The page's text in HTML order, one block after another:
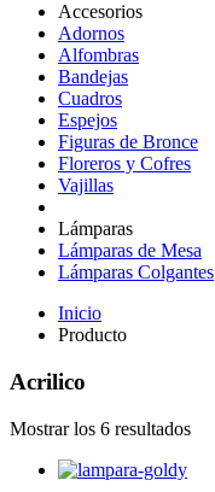
Accesorios
Adornos
Alfombras
Bandejas
Cuadros
Espejos
Figuras de Bronce
Floreros y Cofres
Vajillas
Lámparas
Lámparas de Mesa
Lámparas Colgantes
Inicio
Producto
Acrilico
Mostrar los 6 resultados